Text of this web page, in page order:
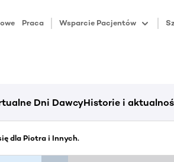
Praca Wsparcie Pacjentów
Dni DawcyHistorie i
dla Piotra i Innych.